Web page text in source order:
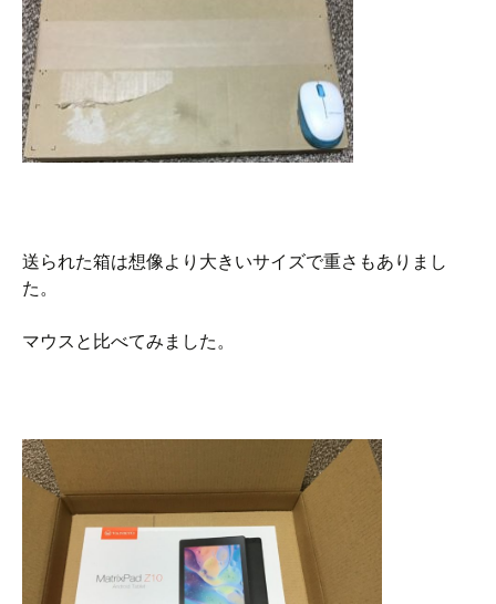
送られた箱は想像より大きいサイズで重さもありまし
た。
マウスと比べてみました。